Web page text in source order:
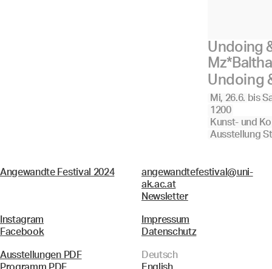
Undoing
Undoing
Mi, 26.6. bis
1200
Kunst- und
Ausstellung
Angewandte Festival 2024
angewandtefestival@uni-
ak.ac.at
Newsletter
Instagram
Facebook
Impressum
Datenschutz
Ausstellungen PDF
Programm PDF
Deutsch
English